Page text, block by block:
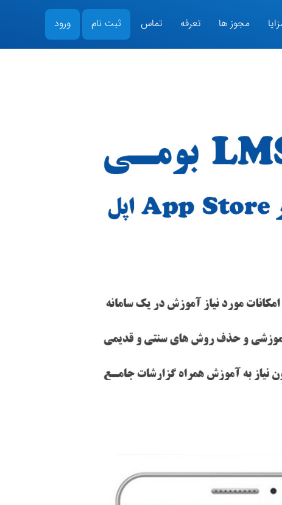
مجوز ها تعرفه تماس ثبت نام ورود